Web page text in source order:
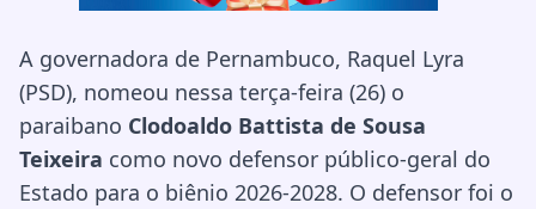
A governadora de Pernambuco, Raquel Lyra
(PSD), nomeou nessa terça-feira (26) o
paraibano Clodoaldo Battista de Sousa
Teixeira como novo defensor público-geral do
Estado para o biênio 2026-2028. O defensor foi o